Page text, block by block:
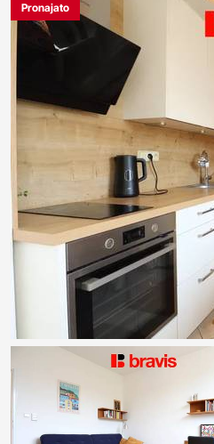
Pronajato